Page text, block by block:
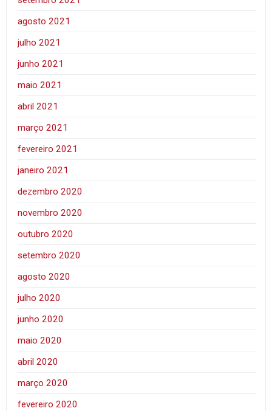
agosto 2021
julho 2021
junho 2021
maio 2021
abril 2021
março 2021
fevereiro 2021
janeiro 2021
dezembro 2020
novembro 2020
outubro 2020
setembro 2020
agosto 2020
julho 2020
junho 2020
maio 2020
abril 2020
março 2020
fevereiro 2020